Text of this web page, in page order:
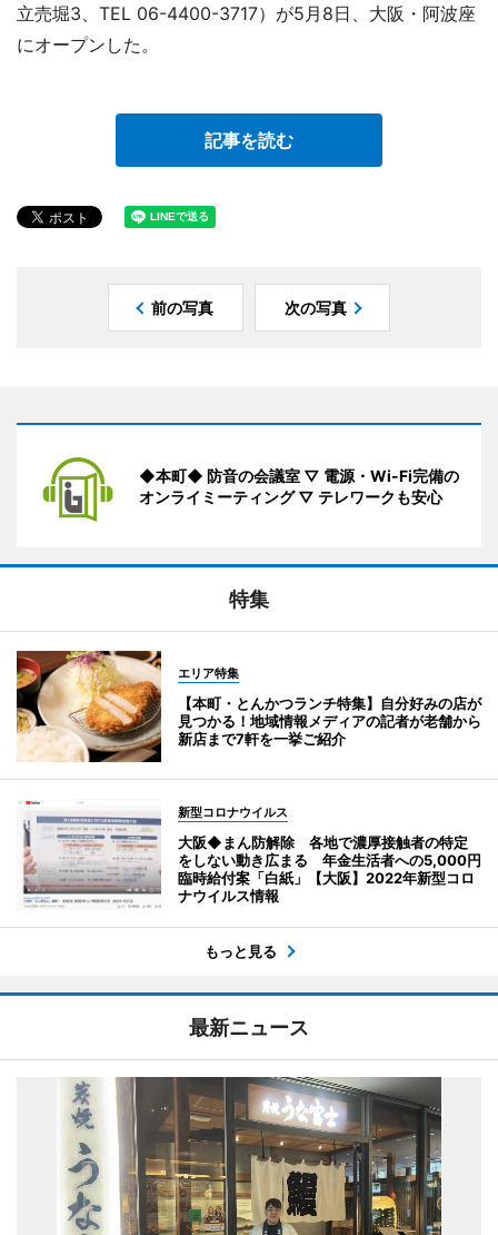
立売堀3、TEL 06-4400-3717）が5月8日、大阪・阿波座
にオープンした。
記事を読む
前の写真 次の写真
◆本町◆ 防音の会議室 ▽ 電源・Wi-Fi完備の
オンライミーティング ▽ テレワークも安心
特集
エリア特集
【本町・とんかつランチ特集】自分好みの店が
見つかる！地域情報メディアの記者が老舗から
新店まで7軒を一挙ご紹介
新型コロナウイルス
大阪◆まん防解除 各地で濃厚接触者の特定
をしない動き広まる 年金生活者への5,000円
臨時給付案「白紙」【大阪】2022年新型コロ
ナウイルス情報
もっと見る
最新ニュース